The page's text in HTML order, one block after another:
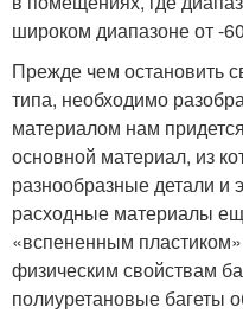
широком диапазоне от -60
Прежде чем остановить
типа, необходимо
материалом нам
основной материал, из
разнообразные детали и
расходные материалы
«вспененным
физическим свойствам
полиуретановые багеты